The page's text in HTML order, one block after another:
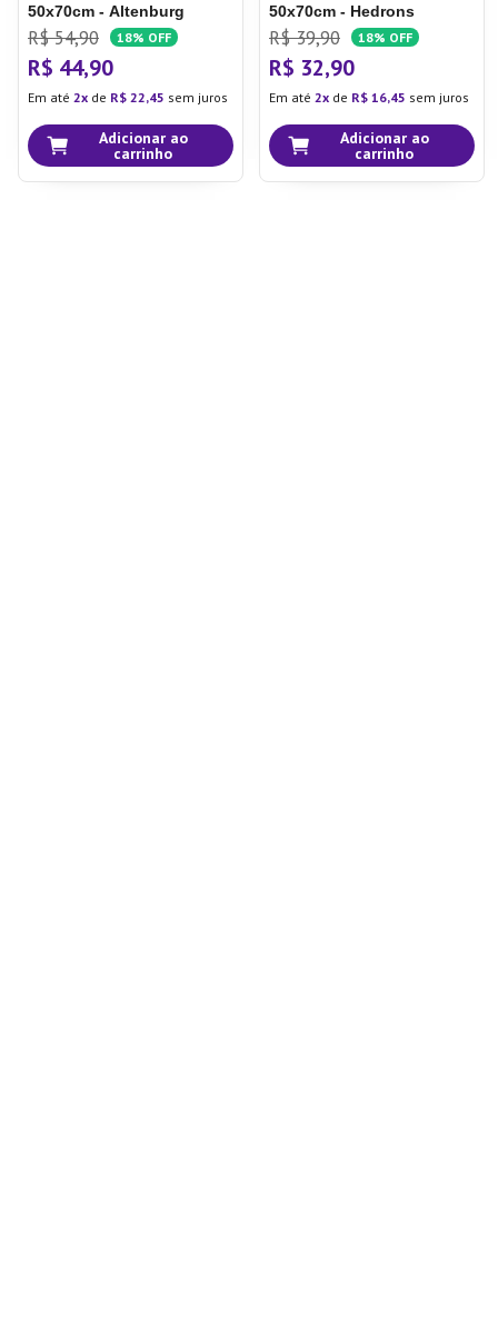
50x70cm - Altenburg
R$ 54,90 18% OFF
R$ 44,90
Em até 2 de R$ 22,45 sem juros
Adicionar ao
carrinho
50x70cm - Hedrons
R$ 39,90 18% OFF
R$ 32,90
Em até 2 de R$ 16,45 sem juros
Adicionar ao
carrinho